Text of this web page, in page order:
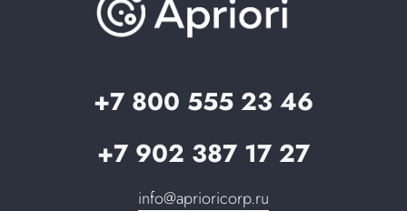
+7 800 555 23 46
+7 902 387 17 27
info@aprioricorp.ru
Вопрос-ответ
Запрос в поддержку